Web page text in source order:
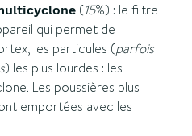
(15%) : le filtre
qui permet de
les particules (parfois
) les plus lourdes : les
Les poussières plus
emportées avec les